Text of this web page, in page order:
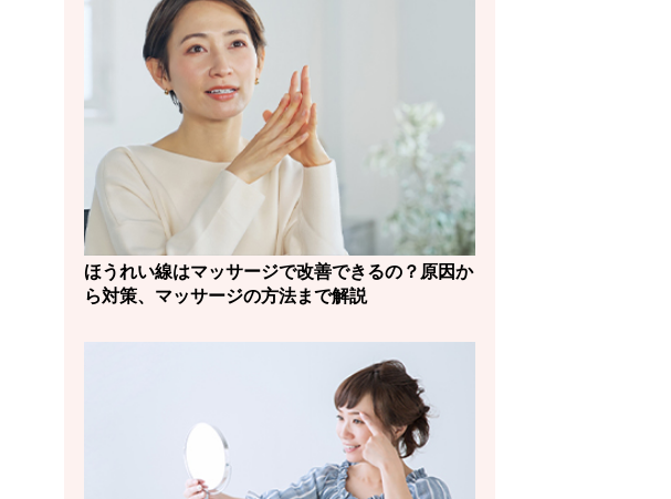
ほうれい線はマッサージで改善できるの？原因か
ら対策、マッサージの方法まで解説